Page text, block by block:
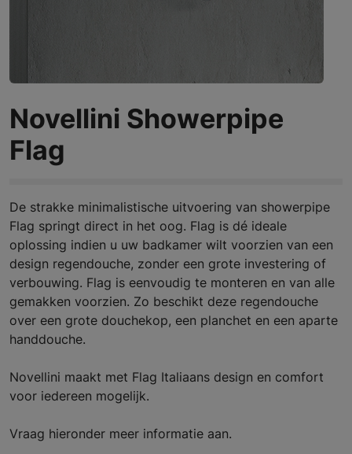
Novellini Showerpipe
Flag
De strakke minimalistische uitvoering van showerpipe
Flag springt direct in het oog. Flag is dé ideale
oplossing indien u uw badkamer wilt voorzien van een
design regendouche, zonder een grote investering of
verbouwing. Flag is eenvoudig te monteren en van alle
gemakken voorzien. Zo beschikt deze regendouche
over een grote douchekop, een planchet en een aparte
handdouche.
Novellini maakt met Flag Italiaans design en comfort
voor iedereen mogelijk.
Vraag hieronder meer informatie aan.